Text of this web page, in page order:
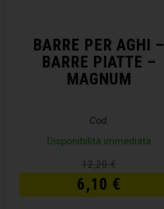
BARRE PER AGHI –
BARRE PIATTE –
MAGNUM
Cod.
Disponibilità immediata
12,20€
6,10 €